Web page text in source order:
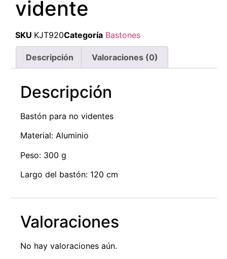
vidente
SKU KJT920Categoría Bastones
Descripción Valoraciones (0)
Descripción
Bastón para no videntes
Material: Aluminio
Peso: 300 g
Largo del bastón: 120 cm
Valoraciones
No hay valoraciones aún.